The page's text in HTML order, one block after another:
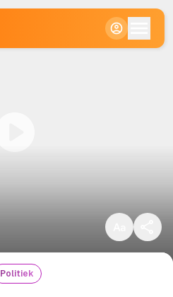
Politiek